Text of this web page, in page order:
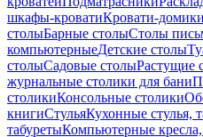
шкафы-кроватиКровати-домики
столыБарные столыСтолы
компьютерныеДетские столы
столыСадовые столыРастущие
журнальные столики для бани
столикиКонсольные столики
книгиСтульяКухонные стулья,
табуретыКомпьютерные кресла,